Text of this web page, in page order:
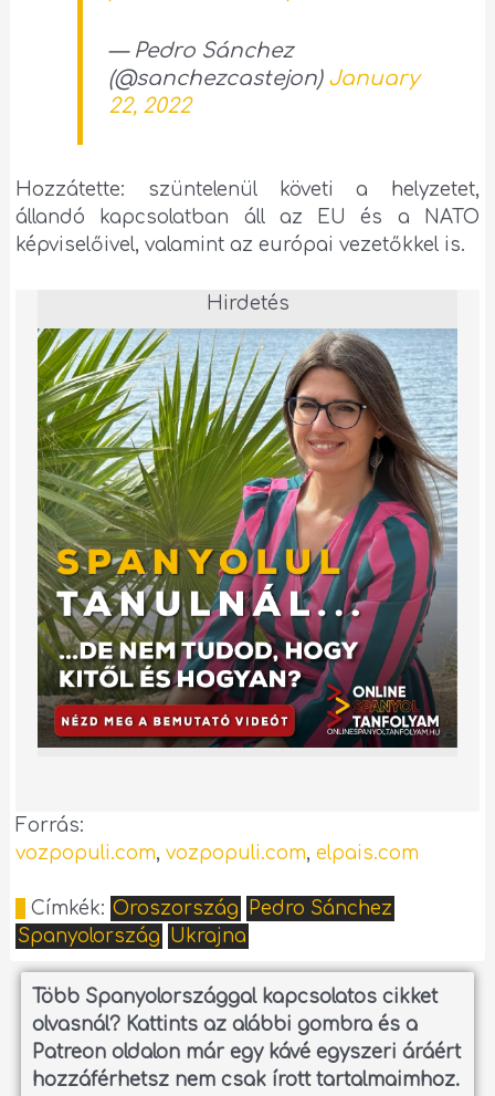
— Pedro Sánchez
(@sanchezcastejon) January
22, 2022
Hozzátette: szüntelenül követi a helyzetet,
állandó kapcsolatban áll az EU és a NATO
képviselőivel, valamint az európai vezetőkkel is.
Hirdetés
Forrás:
vozpopuli.com,vozpopuli.com,elpais.com
Címkék: Oroszország
Pedro Sánchez
Spanyolország Ukrajna
Több Spanyolországgal kapcsolatos cikket
olvasnál? Kattints az alábbi gombra és a
Patreon oldalon már egy kávé egyszeri áráért
hozzáférhetsz nem csak írott tartalmaimhoz.